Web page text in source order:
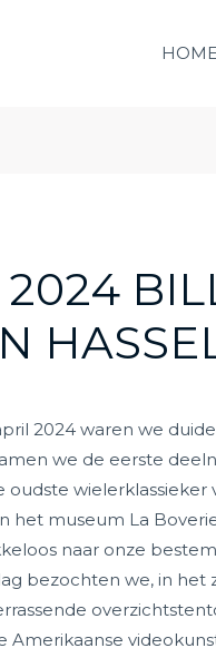
2024 waren we
we de eerste
oudste wielerklassieker
het museum La
naar onze
bezochten we, in het
Amerikaanse